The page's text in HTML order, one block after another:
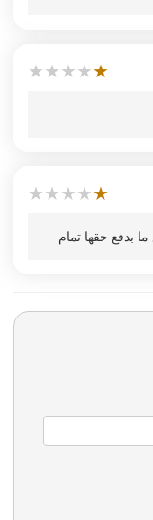
★
★
★
★
★
★
★
★
★
★
بدفع حقها تمام